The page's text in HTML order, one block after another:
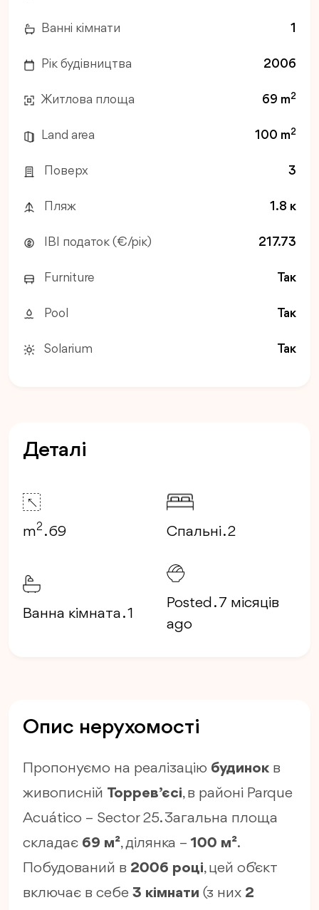
Ванні кімнати 1
Рік будівництва 2006
Житлова площа 69 m2
Land area 100 m2
Поверх 3
Пляж 1.8 к
IBI податок (€/рік) 217.73
Furniture Так
Pool Так
Solarium Так
Деталі
m2 . 69 Спальні . 2
Ванна кімната . 1
Posted . 7 місяців
ago
Опис нерухомості
Пропонуємо на реалізацію будинок в
живописній Торрев’єсі, в районі Parque
Acuático – Sector 25. Загальна площа
складає 69 м², ділянка – 100 м².
Побудований в 2006 році, цей об’єкт
включає в себе 3 кімнати (з них 2